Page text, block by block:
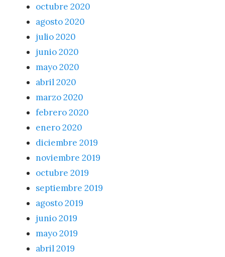
octubre 2020
agosto 2020
julio 2020
junio 2020
mayo 2020
abril 2020
marzo 2020
febrero 2020
enero 2020
diciembre 2019
noviembre 2019
octubre 2019
septiembre 2019
agosto 2019
junio 2019
mayo 2019
abril 2019